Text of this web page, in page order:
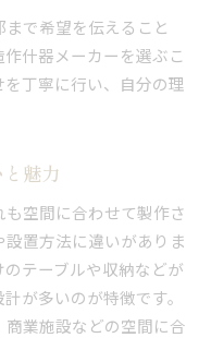
で希望を伝えること
什器メーカーを選ぶこ
丁寧に行い、自分の理
魅力
空間に合わせて製作さ
置方法に違いがありま
テーブルや収納などが
が多いのが特徴です。
業施設などの空間に合